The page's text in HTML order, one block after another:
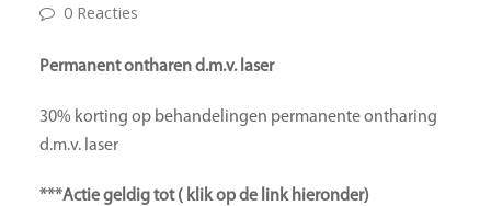
0 Reacties
Permanent ontharen d.m.v. laser
30% korting op behandelingen permanente ontharing
d.m.v. laser
***Actie geldig tot ( klik op de link hieronder)